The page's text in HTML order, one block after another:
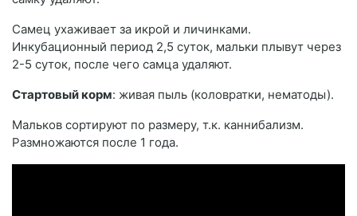
Самец ухаживает за икрой и личинками.
Инкубационный период 2,5 суток, мальки плывут через
2-5 суток, после чего самца удаляют.
Стартовый корм: живая пыль (коловратки, нематоды).
Мальков сортируют по размеру, т.к. каннибализм.
Размножаются после 1 года.